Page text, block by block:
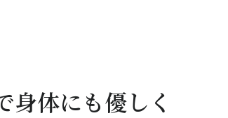
身体にも優しく